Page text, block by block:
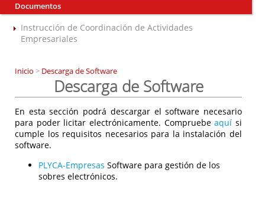
Documentos
Instrucción de Coordinación de Actividades
Empresariales
Inicio > Descarga de Software
Descarga de Software
En esta sección podrá descargar el software necesario
para poder licitar electrónicamente. Compruebeaquí si
cumple los requisitos necesarios para la instalación del
software.
PLYCA-Empresas Software para gestión de los
sobres electrónicos.